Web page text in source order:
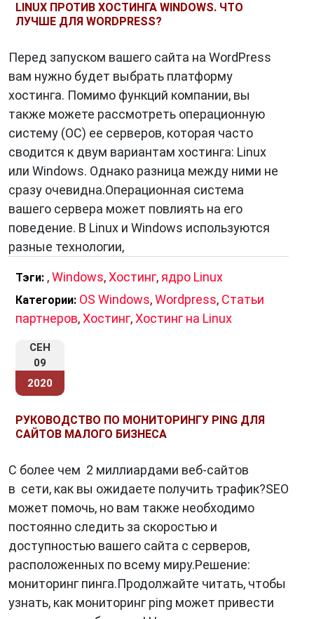
элементы предыдущих версий. Она включает
в себя знакомое меню «Пуск», однако также
совместимости с разнообразными
устройствами. Windows 10 также получает
регулярные обновления функций, что
позволяет улучшать систему и добавлять
новые возможности.
Одной из важных характеристикWindows
является ее богатый выбор программного
обеспечения. Microsoft Office, Adobe
Photoshop, игры, браузеры — множество
приложений поддерживается под Windows.
среди разнообразных категорий
пользователей — от студентов до
профессионалов.
С развитием технологий
стала более безопасной. Встроенный
антивирус Windows Defender обеспечивает
система шифрования данных помогает
В целом,Windowsостается значимой
операционной системой, формирующей
информационное общество. Ее разнообразие,
пользовательская дружелюбность и
поддержка обширной экосистемы
приложений продолжают привлекать
миллионы пользователей по всему миру.
LINUX ПРОТИВ ХОСТИНГА WINDOWS. ЧТО
ЛУЧШЕ ДЛЯ WORDPRESS?
Перед запуском вашего сайта на WordPress
вам нужно будет выбрать платформу
хостинга. Помимо функций компании, вы
также можете рассмотреть операционную
систему (ОС) ее серверов, которая часто
сводится к двум вариантам хостинга: Linux
или Windows. Однако разница между ними не
сразу очевидна.Операционная система
вашего сервера может повлиять на его
поведение. В Linux и Windows используются
разные технологии,
Тэги: ,Windows,Хостинг, ядро Linux
Категории: OS Windows,Wordpress, Статьи
партнеров,Хостинг,Хостинг на Linux
СЕН
09
2020
РУКОВОДСТВО ПО МОНИТОРИНГУ PING ДЛЯ
САЙТОВ МАЛОГО БИЗНЕСА
С более чем 2 миллиардами веб-сайтов
в сети, как вы ожидаете получить трафик?SEO
может помочь, но вам также необходимо
постоянно следить за скоростью и
доступностью вашего сайта с серверов,
расположенных по всему миру.Решение:
мониторинг пинга.Продолжайте читать, чтобы
узнать, как мониторинг ping может привести